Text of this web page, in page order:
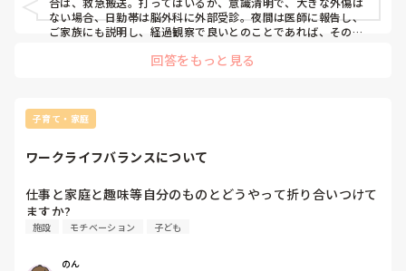
みが少なくてつらいと思ったことはないです。
ない場合、日勤帯は脳外科に外部受診。夜間は医師に報告し、
ご家族にも説明し、経過観察で良いとのことであれば、そのま
基本的には転倒はこちらの過失となってしまうので、外部受
回答をもっと見る
子育て・家庭
ワークライフバランスについて
仕事と家庭と趣味等自分のものとどうやって折り合いつけて
ますか?
施設 モチベーション 子ども
のん